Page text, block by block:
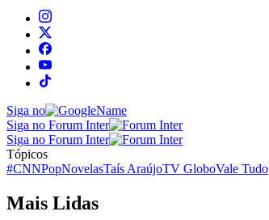
Siga no
Siga no Forum Inter
Siga no Forum Inter
Tópicos
#CNNPopNovelasTaís AraújoTV GloboVale Tudo
Mais Lidas